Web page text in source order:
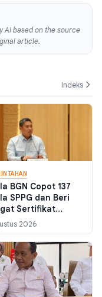
AI based on the source
article.
Indeks
BGN Copot 137
SPPG dan Beri
Sertifikat
hingga 10
2026
2026